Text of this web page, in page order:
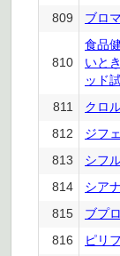
809
ブロ
810
食品
いと
ッド
811 クロ
812
ジフ
813
シフ
814
シア
815
ブプ
816
ピリ